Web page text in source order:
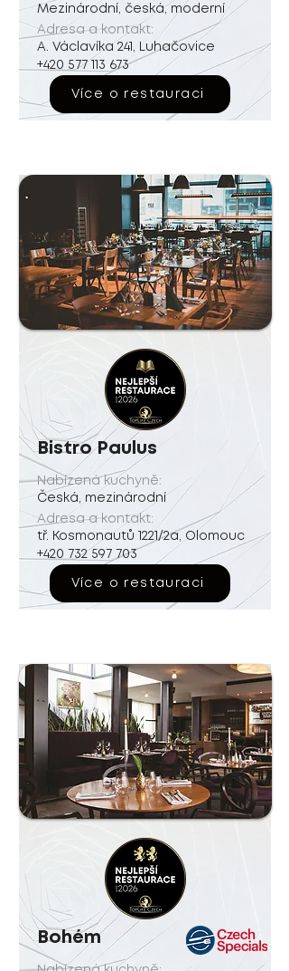
Mezinárodní, česká, moderní
Adresa a kontakt:
A. Václavíka 241, Luhačovice
+420 577 113 673
Více o restauraci
Bistro Paulus
Nabízená kuchyně:
Česká, mezinárodní
Adresa a kontakt:
tř. Kosmonautů 1221/2a, Olomouc
+420 732 597 703
Více o restauraci
Bohém